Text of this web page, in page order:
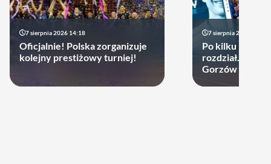
7 sierpnia 2026 14:18
Oficjalnie! Polska zorganizuje
kolejny prestiżowy turniej!
7 sierpnia 2026 13:49
Po kilku latach
rozdział.
Gorzów może